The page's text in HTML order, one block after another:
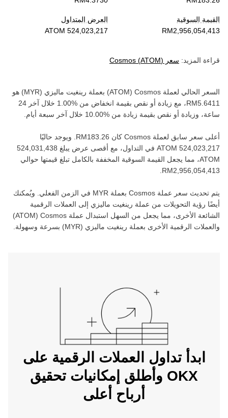
القيمة السوقية
العرض المتداول
قراءة المزيد: سعر Cosmos (ATOM)
السعر الحالي لعملة ‏ Cosmos
(‏
ATOM) بعملة ‏ رينغيت ماليزي (‏
MYR) هو
، مع زيادة أو نقص بقيمة ‏ انخفاض من ‏
خلال آخر 24
ساعة، وزيادة أو نقص بقيمة ‏ زيادة من ‏ خلال آخر سبعة أيام.
أعلى سعر سابق لعملة ‏ Cosmos كان ‏
. ويوجد حاليًا
في التداول، مع أقصى عرض يبلغ ‏
ATOM‏، مما يجعل القيمة السوقية المخففة بالكامل تبلغ قيمتها حوالي
يتم تحديث سعر عملة ‏ Cosmos بعملة ‏ MYR في الزمن الفعلي. ويُمكنك
أيضًا رؤية التحويلات من عملة ‏ رينغيت ماليزي إلى العملات الرقمية
الشائعة الأخرى، مما يجعل من السهل استبدال عملة ‏ Cosmos
(‏
ATOM
)
والعملات الرقمية الأخرى بعملة ‏ رينغيت ماليزي (‏
MYR) بسرعة وسهولة.
ابدأ تداول العملات الرقمية على
OKX وأطلق إمكانيات تحقيق
أرباح أعلى